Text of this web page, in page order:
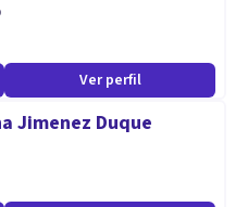
Ver perfil
Jimenez Duque